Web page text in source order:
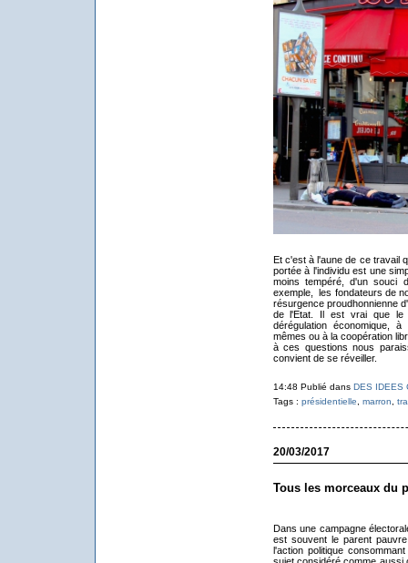
Et c'est à l'aune de ce travail
portée à l'individu est une
moins tempéré, d'un souci
exemple, les fondateurs de
résurgence proudhonnienne
de l'Etat. Il est vrai que le
dérégulation économique,
mêmes ou à la coopération
à ces questions nous
convient de se réveiller.
14:48 Publié dans DES IDEES
Tags : présidentielle, marron,
20/03/2017
Tous les morceaux du
Dans une campagne
est souvent le parent
l'action politique